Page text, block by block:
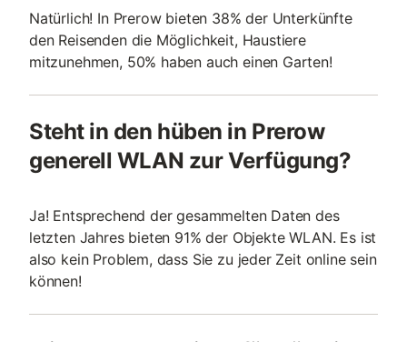
Natürlich! In Prerow bieten 38% der Unterkünfte
den Reisenden die Möglichkeit, Haustiere
mitzunehmen, 50% haben auch einen Garten!
Steht in den hüben in Prerow
generell WLAN zur Verfügung?
Ja! Entsprechend der gesammelten Daten des
letzten Jahres bieten 91% der Objekte WLAN. Es ist
also kein Problem, dass Sie zu jeder Zeit online sein
können!